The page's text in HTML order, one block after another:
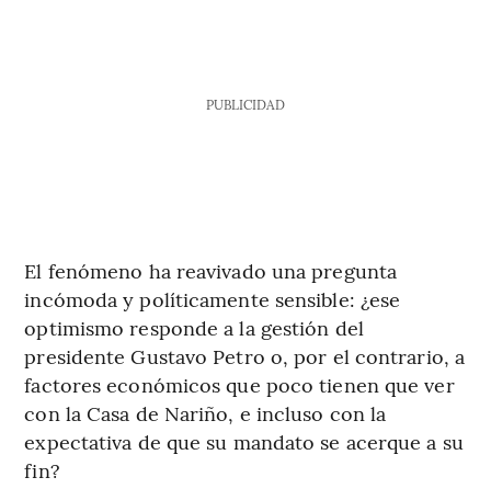
PUBLICIDAD
El fenómeno ha reavivado una pregunta
incómoda y políticamente sensible: ¿ese
optimismo responde a la gestión del
presidente Gustavo Petro o, por el contrario, a
factores económicos que poco tienen que ver
con la Casa de Nariño, e incluso con la
expectativa de que su mandato se acerque a su
fin?